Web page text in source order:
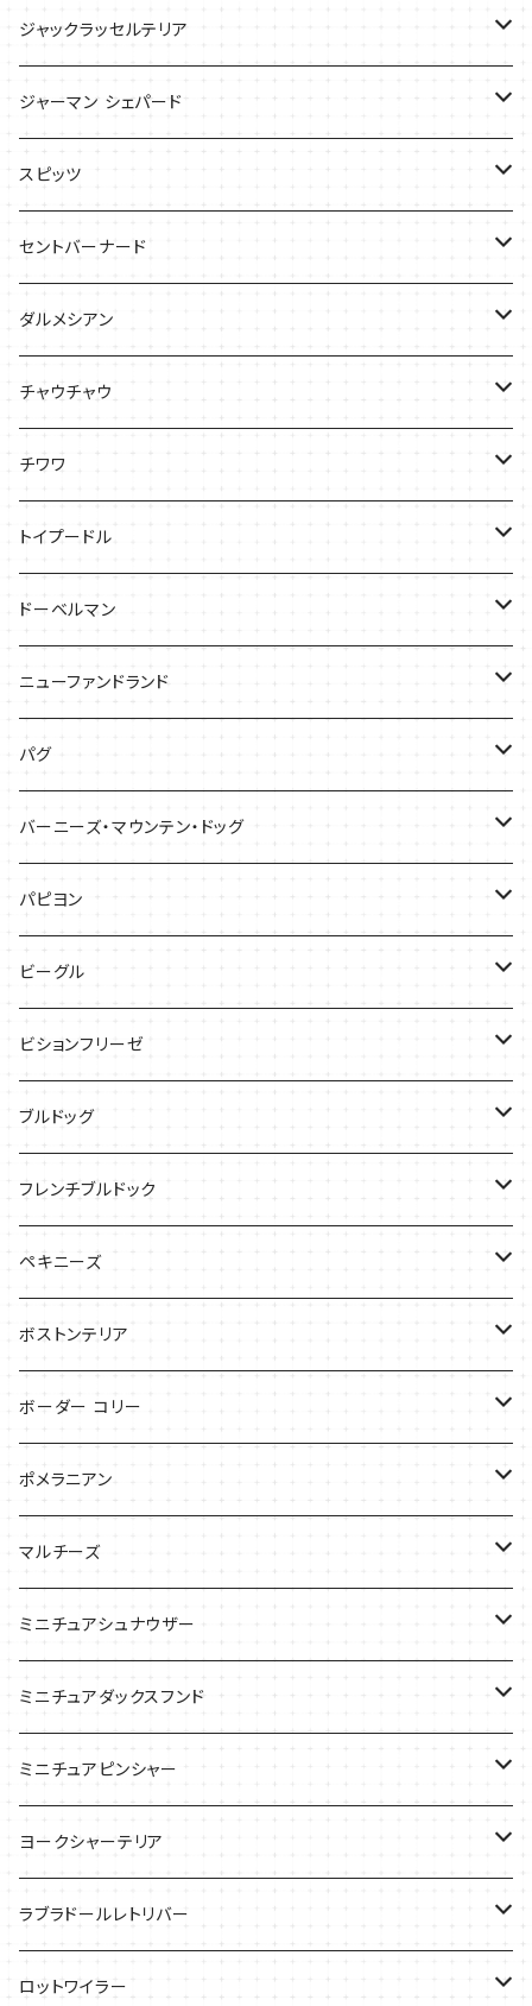
ケース
ケース
Tシャツ
Tシャツ
バッグ
ジャックラッセルテリア
バッグ
ケース
Tシャツ
ジャーマン シェパード
Ｔシャツ
バッグ
スピッツ
ケース
セントバーナード
Tシャツ
バッグ
ダルメシアン
Tシャツ
ケース
チャウチャウ
Tシャツ
バッグ
ケース
チワワ
Tシャツ
キャップ
バッグ
ケース
トイプードル
Tシャツ
バッグ
ケース
ドーベルマン
Tシャツ
バッグ
ケース
ニューファンドランド
Ｔシャツ
バッグ
雑貨
パグ
Tシャツ
バッグ
バーニーズ・マウンテン・ドッグ
Tシャツ
バッグ
ケース
パピヨン
ケース
バッグ
ビーグル
Tシャツ
ケース
バッグ
ビションフリーゼ
Tシャツ
バッグ
ケース
ブルドッグ
Tシャツ
バッグ
ケース
フレンチブルドック
バッグ
ケース
ペキニーズ
ケース
Tシャツ
バッグ
ボストンテリア
Tシャツ
バッグ
ケース
ボーダー コリー
Tシャツ
バッグ
ケース
ポメラニアン
Tシャツ
ケース
バッグ
マルチーズ
ケース
ミニチュアシュナウザー
Tシャツ
バッグ
ケース
ミニチュアダックスフンド
Ｔシャツ
バッグ
雑貨
ケース
ミニチュアピンシャー
ケース
ヨークシャーテリア
Tシャツ
バッグ
ラブラドールレトリバー
Ｔシャツ
ロットワイラー